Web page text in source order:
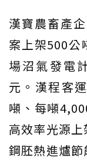
漢寶農畜產
案上架500公
場沼氣發電
元。漢程客
噸、每噸
高效率光源
鋼胚熱進爐